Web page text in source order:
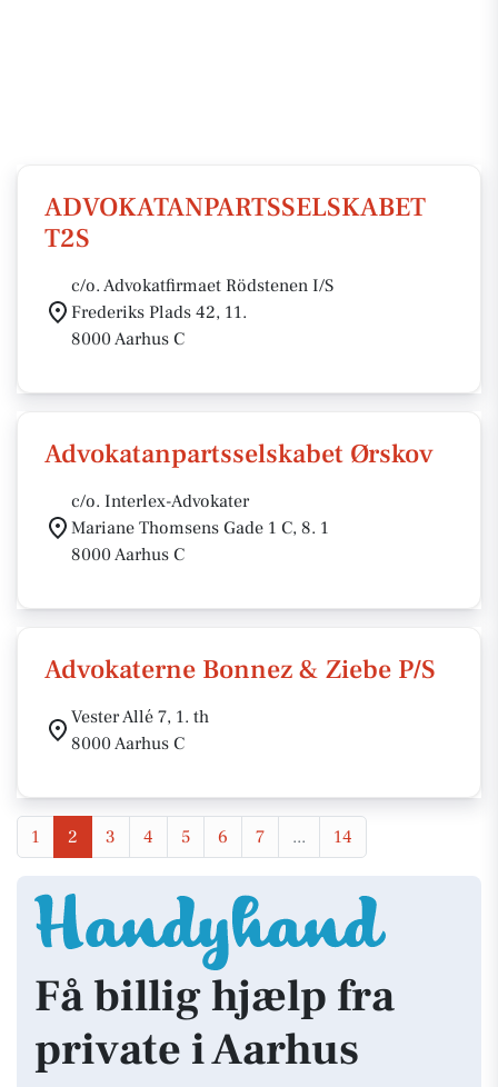
ADVOKATANPARTSSELSKABET
T2S
c/o. Advokatfirmaet Rödstenen I/S
Frederiks Plads 42, 11.
8000 Aarhus C
Advokatanpartsselskabet Ørskov
c/o. Interlex-Advokater
Mariane Thomsens Gade 1 C, 8. 1
8000 Aarhus C
Advokaterne Bonnez & Ziebe P/S
Vester Allé 7, 1. th
8000 Aarhus C
1 2 3 4 5 6 7 ... 14
Få billig hjælp fra
private i Aarhus